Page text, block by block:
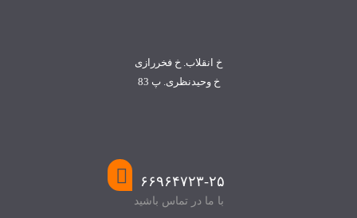
خ انقلاب. خ فخررازی
خ وحیدنظری. پ 83
۶۶۹۶۴۷۲۳-۲۵
با ما در تماس باشید